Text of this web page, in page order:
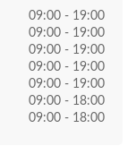
09:00 - 19:00
09:00 - 19:00
09:00 - 19:00
09:00 - 19:00
09:00 - 19:00
09:00 - 18:00
09:00 - 18:00